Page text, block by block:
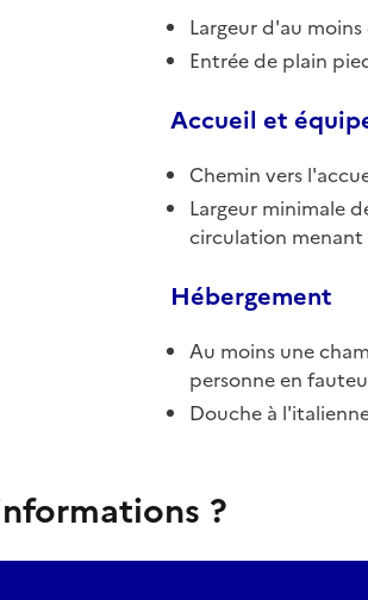
Largeur d'au
Entrée de plain
Accueil et
Chemin vers
Largeur minimale
circulation menant
Hébergement
Au moins une
personne en
Douche à
?